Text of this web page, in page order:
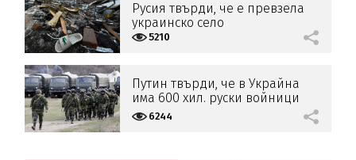
Русия твърди, че е превзела
украинско село
5210
Путин твърди, че в Украйна
има 600 хил. руски войници
6244